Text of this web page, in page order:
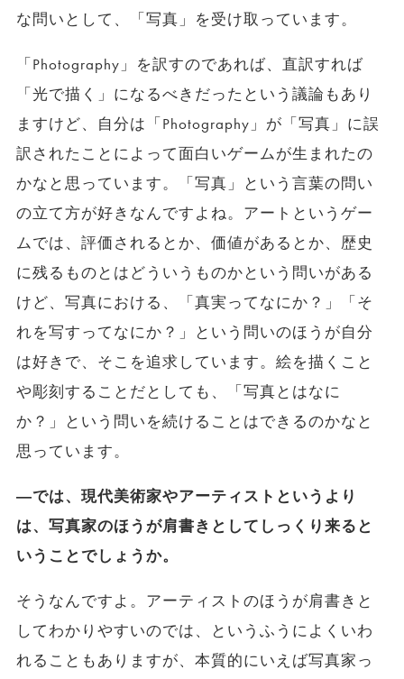
な問いとして、「写真」を受け取っています。
「Photography」を訳すのであれば、直訳すれば
「光で描く」になるべきだったという議論もあり
ますけど、自分は「Photography」が「写真」に誤
訳されたことによって面白いゲームが生まれたの
かなと思っています。「写真」という言葉の問い
の立て方が好きなんですよね。アートというゲー
ムでは、評価されるとか、価値があるとか、歴史
に残るものとはどういうものかという問いがある
けど、写真における、「真実ってなにか？」「そ
れを写すってなにか？」という問いのほうが自分
は好きで、そこを追求しています。絵を描くこと
や彫刻することだとしても、「写真とはなに
か？」という問いを続けることはできるのかなと
思っています。
―では、現代美術家やアーティストというより
は、写真家のほうが肩書きとしてしっくり来ると
いうことでしょうか。
そうなんですよ。アーティストのほうが肩書きと
してわかりやすいのでは、というふうによくいわ
れることもありますが、本質的にいえば写真家っ